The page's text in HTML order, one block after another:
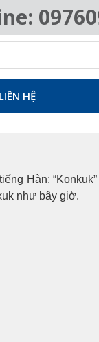
LIÊN HỆ
Hàn: “Konkuk”
như bây giờ.